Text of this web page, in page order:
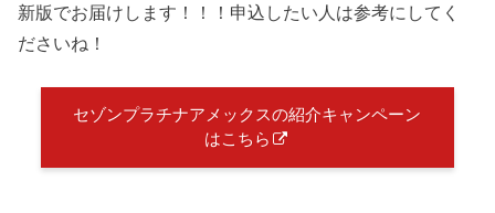
新版でお届けします！！！申込したい人は参考にしてく
ださいね！
セゾンプラチナアメックスの紹介キャンペーン
はこちら